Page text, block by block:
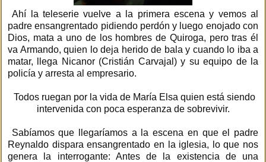
Ahí la teleserie vuelve a la primera escena y vemos al
padre ensangrentado pidiendo perdón y luego enojado con
Dios, mata a uno de los hombres de Quiroga, pero tras él
va Armando, quien lo deja herido de bala y cuando lo iba a
matar, llega Nicanor (Cristián Carvajal) y su equipo de la
policía y arresta al empresario.
Todos ruegan por la vida de María Elsa quien está siendo
intervenida con poca esperanza de sobrevivir.
Sabíamos que llegaríamos a la escena en que el padre
Reynaldo dispara ensangrentado en la iglesia, lo que nos
genera la interrogante: Antes de la existencia de una